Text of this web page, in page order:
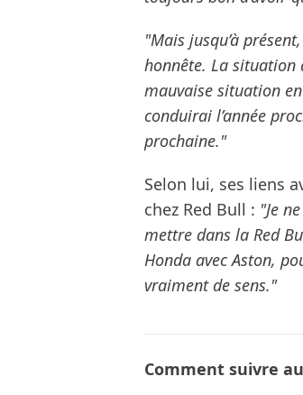
"Mais jusqu’à
honnête. La situation
mauvaise situation
conduirai l’année
prochaine."
Selon lui, ses liens
chez Red Bull : "Je
mettre dans la Red
Honda avec Aston,
vraiment de sens."
Comment suivre